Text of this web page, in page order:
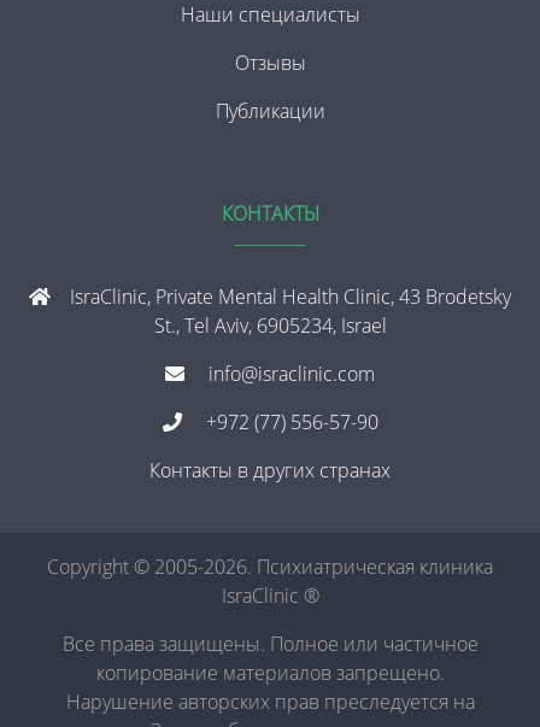
Наши специалисты
Отзывы
Публикации
КОНТАКТЫ
IsraClinic, Private Mental Health Clinic, 43 Brodetsky
St., Tel Aviv, 6905234, Israel
info@israclinic.com
+972 (77) 556-57-90
Контакты в других странах
Copyright © 2005-2026. Психиатрическая клиника
IsraClinic ®
Все права защищены. Полное или частичное
копирование материалов запрещено.
Нарушение авторских прав преследуется на